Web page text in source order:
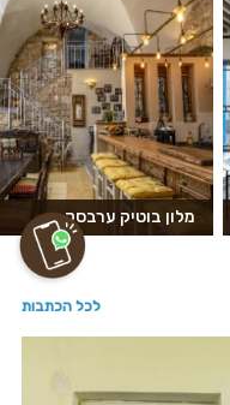
מלון בוטיק ערבסק
לכל הכתבות